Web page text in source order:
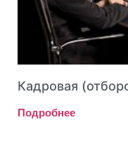
Кадровая
Подробнее